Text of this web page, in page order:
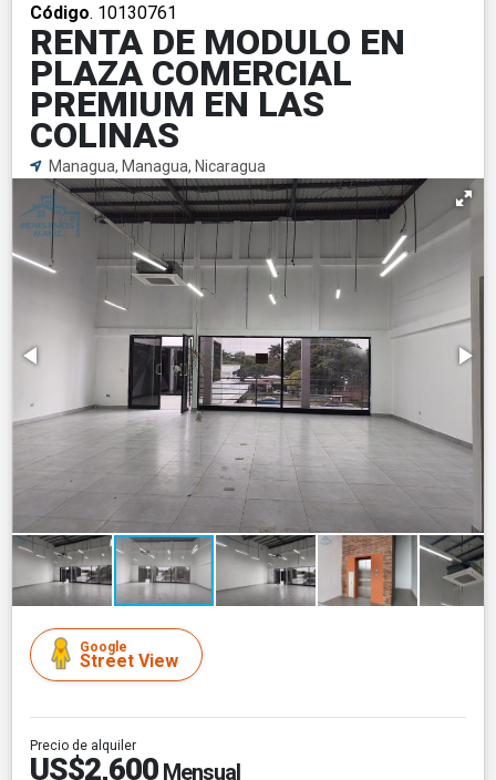
Código. 10130761
RENTA DE MODULO EN
PLAZA COMERCIAL
PREMIUM EN LAS
COLINAS
Managua, Managua, Nicaragua
Google
Street View
Precio de alquiler
US$2,600 Mensual